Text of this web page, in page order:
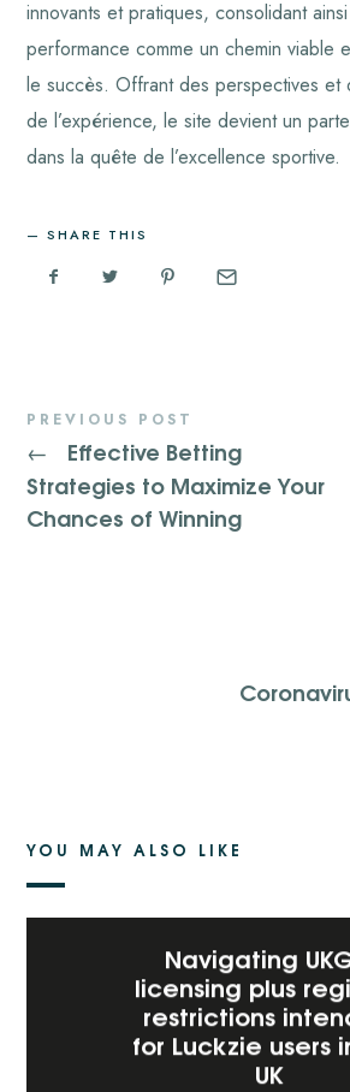
innovants et pratiques, consolidant ainsi
performance comme un chemin viable
le succès. Offrant des perspectives et
de l’expérience, le site devient un
dans la quête de l’excellence sportive.
SHARE THIS
PREVIOUS POST
←
Effective Betting
Strategies to Maximize Your
Chances of Winning
YOU MAY ALSO LIKE
Navigating
licensing plus
restrictions
for Luckzie users
UK